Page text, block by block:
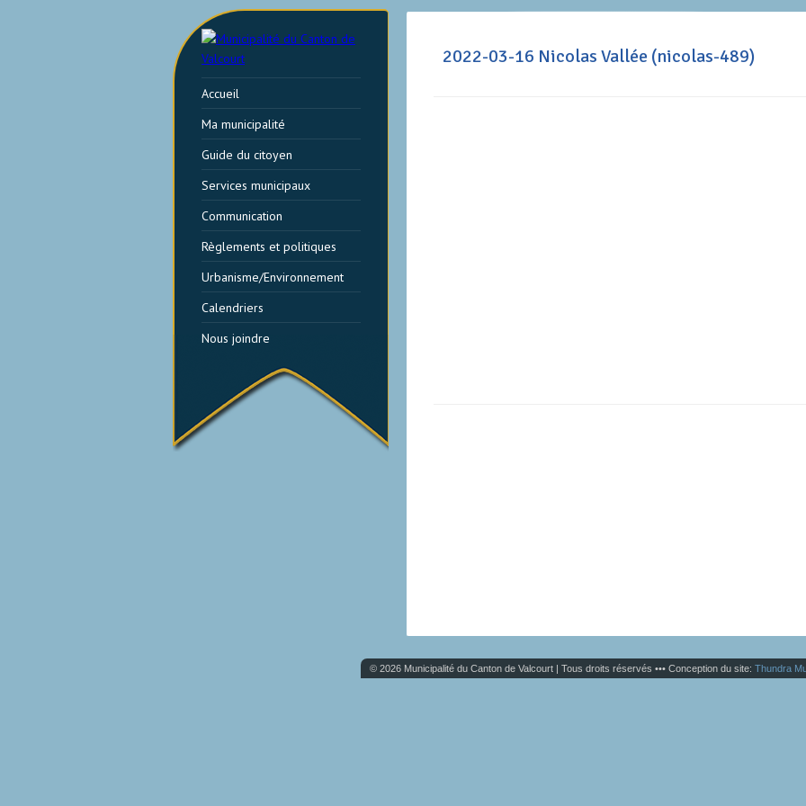
2022-03-16 Nicolas Vallée (nicolas-489)
Accueil
Ma municipalité
Guide du citoyen
Services municipaux
Communication
Règlements et politiques
Urbanisme/Environnement
Calendriers
Nous joindre
© 2026 Municipalité du Canton de Valcourt | Tous droits réservés ••• Conception du site: Thundra